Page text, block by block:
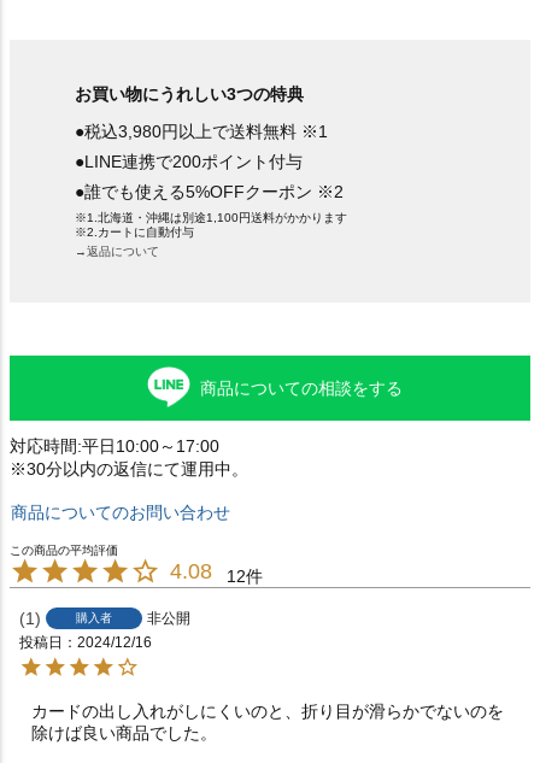
お買い物にうれしい3つの特典
●税込3,980円以上で送料無料 ※1
●LINE連携で200ポイント付与
●誰でも使える5%OFFクーポン ※2
※1.北海道・沖縄は別途1,100円送料がかかります
※2.カートに自動付与
→返品について
商品についての相談をする
対応時間:平日10:00～17:00
※30分以内の返信にて運用中。
商品についてのお問い合わせ
4.08 12
1 購入者
非公開
投稿日
2024/12/16
カードの出し入れがしにくいのと、折り目が滑らかでないのを
除けば良い商品でした。